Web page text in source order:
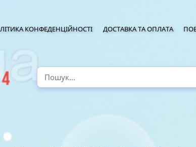
КОНФЕДЕНЦІЙНОСТІ ДОСТАВКА ТА ОПЛАТА